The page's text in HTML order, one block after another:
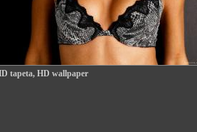
tapeta, HD wallpaper